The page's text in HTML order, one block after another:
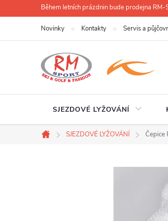
na
Během letních prázdnin bude prodejna
Novinky Kontakty Servis a
SJEZDOVÉ LYŽOVÁNÍ
Domů
SJEZDOVÉ LYŽOVÁNÍ Čepice